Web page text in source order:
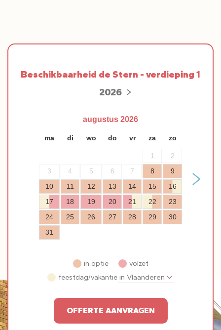
Beschikbaarheid de Stern - verdieping 1
2026
augustus 2026
ma di wo do vr za zo
1
2
3
4 5 6 7 8
9
10
11 12 13 14 15
16
17
18 19 20 21 22
23
24
25 26 27 28 29
30
31
in optie
volzet
feestdag/vakantie
OFFERTE AANVRAGEN